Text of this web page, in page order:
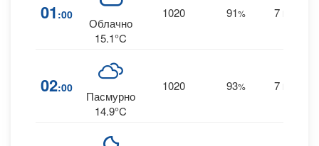
01 :00
Облачно
15.1°C
1020 91% 7
02:00
Пасмурно
14.9°C
1020 93% 7